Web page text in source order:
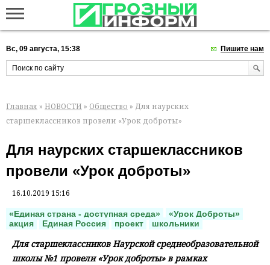
Вс, 09 августа, 15:38 Пишите нам
Главная » НОВОСТИ » Общество » Для наурских
старшеклассников провели «Урок доброты»
Для наурских старшеклассников
провели «Урок доброты»
16.10.2019 15:16
«Единая страна - доступная среда»
«Урок Доброты»
акция
Единая Россия проект школьники
Для старшеклассников Наурской среднеобразовательной
школы №1 провели «Урок доброты» в рамках